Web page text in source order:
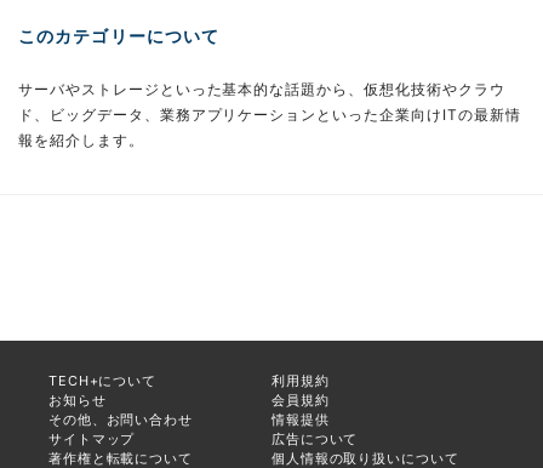
このカテゴリーについて
サーバやストレージといった基本的な話題から、仮想化技術やクラウ
ド、ビッグデータ、業務アプリケーションといった企業向けITの最新情
報を紹介します。
TECH+について
利用規約
お知らせ
会員規約
その他、お問い合わせ
情報提供
サイトマップ
広告について
著作権と転載について
個人情報の取り扱いについて